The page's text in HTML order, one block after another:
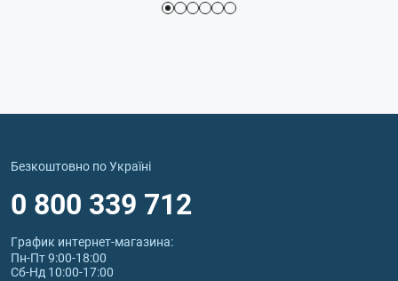
Безкоштовно по Україні
0 800 339 712
График интернет‑магазина:
Пн-Пт 9:00-18:00
Сб-Нд 10:00-17:00